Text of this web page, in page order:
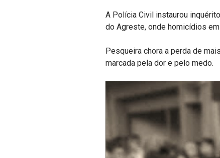
A Polícia Civil instaurou
do Agreste, onde homicídios
Pesqueira chora a perda de
marcada pela dor e pelo medo.